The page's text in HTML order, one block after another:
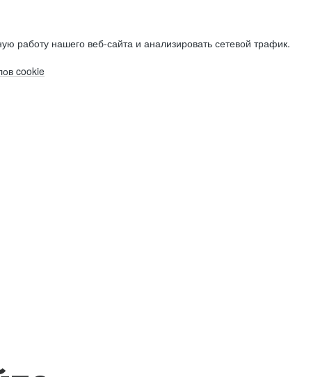
работу нашего веб-сайта и анализировать сетевой трафик.
cookie